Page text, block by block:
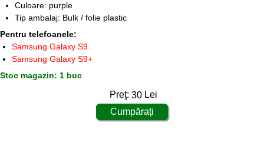
Culoare: purple
Tip ambalaj: Bulk / folie plastic
Pentru telefoanele:
Samsung Galaxy S9
Samsung Galaxy S9+
Stoc magazin: 1 buc
Preţ: 30 Lei